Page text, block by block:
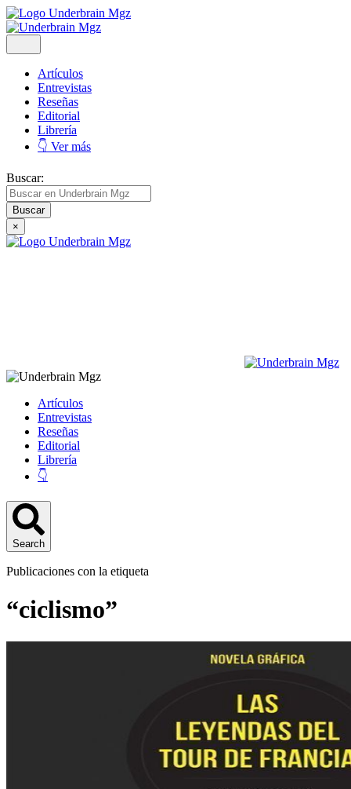
Artículos
Entrevistas
Reseñas
Editorial
Librería
👇 Ver más
Buscar:
×
Artículos
Entrevistas
Reseñas
Editorial
Librería
👇
Search
Publicaciones con la etiqueta
“ciclismo”